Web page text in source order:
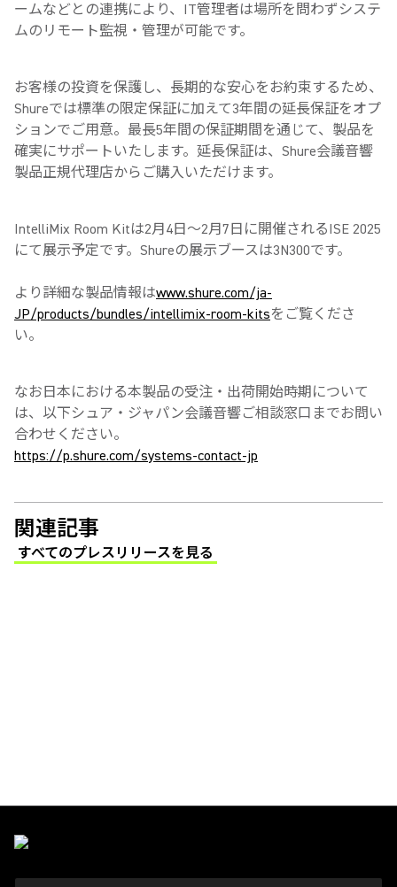
ームなどとの連携により、IT管理者は場所を問わずシステ
ムのリモート監視・管理が可能です。
お客様の投資を保護し、長期的な安心をお約束するため、
Shureでは標準の限定保証に加えて3年間の延長保証をオプ
ションでご用意。最長5年間の保証期間を通じて、製品を
確実にサポートいたします。延長保証は、Shure会議音響
製品正規代理店からご購入いただけます。
IntelliMix Room Kitは2月4日～2月7日に開催されるISE 2025
にて展示予定です。Shureの展示ブースは3N300です。
より詳細な製品情報はwww.shure.com/ja-
JP/products/bundles/intellimix-room-kitsをご覧くださ
い。
なお日本における本製品の受注・出荷開始時期について
は、以下シュア・ジャパン会議音響ご相談窓口までお問い
合わせください。
https://p.shure.com/systems-contact-jp
関連記事
すべてのプレスリリースを見る
(Opens in a new tab)